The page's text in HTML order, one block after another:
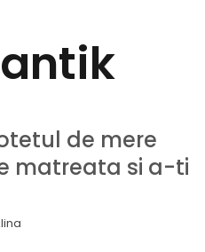
de mere
matreata si a-ti